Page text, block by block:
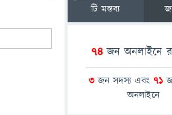
টি মন্তব্য
74জন অনলাইনে
3জন সদস্য এবং 71
অনলাইনে